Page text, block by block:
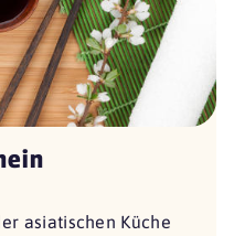
asiatischen Küche